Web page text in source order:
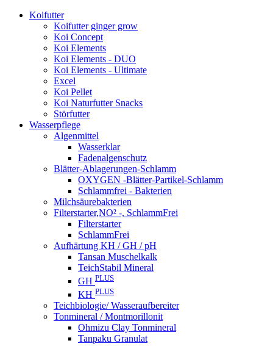
Koifutter
Koifutter ginger grow
Koi Concept
Koi Elements
Koi Elements - DUO
Koi Elements - Ultimate
Excel
Koi Pellet
Koi Naturfutter Snacks
Störfutter
Wasserpflege
Algenmittel
Wasserklar
Fadenalgenschutz
Blätter-Ablagerungen-Schlamm
OXYGEN -Blätter-Partikel-Schlamm
Schlammfrei - Bakterien
Milchsäurebakterien
Filterstarter,NO² -, SchlammFrei
Filterstarter
SchlammFrei
Aufhärtung KH / GH / pH
Tansan Muschelkalk
TeichStabil Mineral
GH PLUS
KH PLUS
Teichbiologie/ Wasseraufbereiter
Tonmineral / Montmorillonit
Ohmizu Clay Tonmineral
Tanpaku Granulat